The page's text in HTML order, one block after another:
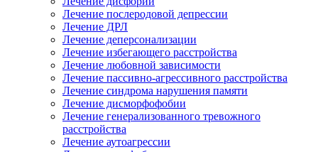
Лечение послеродовой депрессии
Лечение ДРЛ
Лечение деперсонализации
Лечение избегающего расстройства
Лечение любовной зависимости
Лечение пассивно-агрессивного расстройства
Лечение синдрома нарушения памяти
Лечение дисморфофобии
Лечение генерализованного тревожного
расстройства
Лечение аутоагрессии